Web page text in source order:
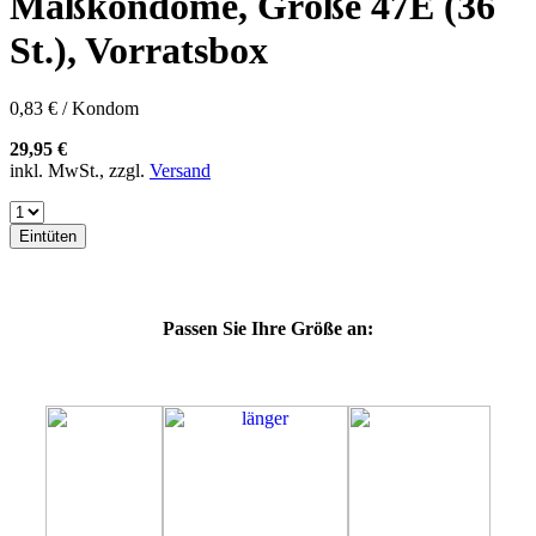
60F
60G
60H
60K
60L
64E
64F
64K
64L
69M
St.), Vorratsbox
0,83 € / Kondom
29,95 €
inkl. MwSt., zzgl. Versand
Eintüten
Passen Sie Ihre Größe an: